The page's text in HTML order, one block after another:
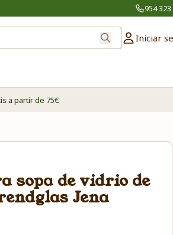
954
Iniciar
a partir de 75€
sopa de vidrio de
Jena